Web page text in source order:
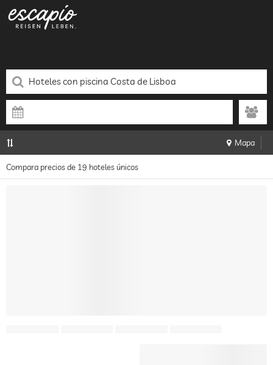
Mapa
Compara precios de 19 hoteles únicos